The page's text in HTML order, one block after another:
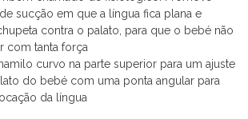
sucção em que a língua fica plana e
contra o palato, para que o bebé não
com tanta força
curvo na parte superior para um ajuste
do bebé com uma ponta angular para
da língua